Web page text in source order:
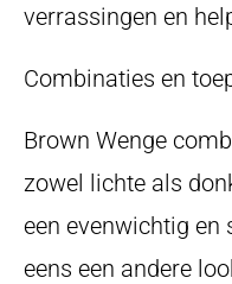
verrassingen en
Combinaties en
Brown Wenge
zowel lichte als
een evenwichtig en
eens een andere